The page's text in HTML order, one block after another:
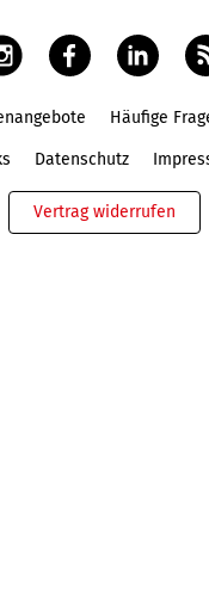
Häufige
Datenschutz
Vertrag widerrufen